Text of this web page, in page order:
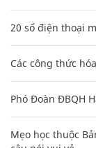
20 số điện thoại
Các công thức
Phó Đoàn ĐBQH
Mẹo học thuộc